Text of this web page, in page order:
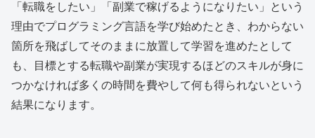
「転職をしたい」「副業で稼げるようになりたい」という
理由でプログラミング言語を学び始めたとき、わからない
箇所を飛ばしてそのままに放置して学習を進めたとして
も、目標とする転職や副業が実現するほどのスキルが身に
つかなければ多くの時間を費やして何も得られないという
結果になります。